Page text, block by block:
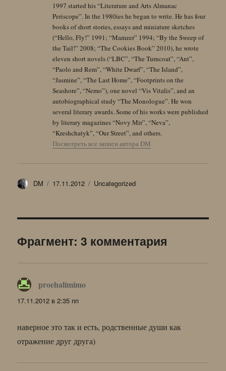
1997 started his “Literature and Arts Almanac
Periscope”. In the 1980ies he began to write. He has four
books of short stories, essays and miniature sketches
(“Hello, Fly!” 1991; “Mamzer” 1994; “By the Sweep of
the Tail!” 2008; “The Cookies Book” 2010), he wrote
eleven short novels (“LBC”, “The Turncoat”, “Ant”,
“Paolo and Rem”, “White Dwarf”, “The Island”,
“Jasmine”, “The Last Home”, “Footprints on the
Seashore”, “Nemo”), one novel “Vis Vitalis”, and an
autobiographical study “The Monologue”. He won
several literary awards. Some of his works were published
by literary magazines “Novy Mir”, “Neva”,
“Kreshchatyk”, “Our Street”, and others.
Посмотреть все записи автора DM
Автор
DM Опубликовано
17.11.2012 Рубрики
Uncategorized
Фрагмент: 3 комментария
proehalimimo
17.11.2012 в 2:35 пп
наверное это так и есть, родственные души как
отражение друг друга)